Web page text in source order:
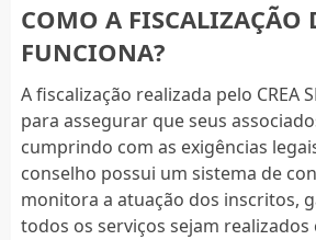
COMO A FISCALIZAÇÃO
FUNCIONA?
A fiscalização realizada pelo CREA
para assegurar que seus
cumprindo com as exigências
conselho possui um sistema de
monitora a atuação dos inscritos,
todos os serviços sejam